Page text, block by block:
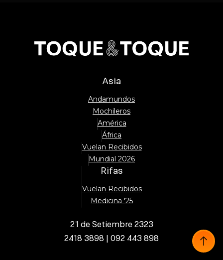
Asia
Andamundos
Mochileros
América
África
Vuelan Recibidos
Mundial 2026
Rifas
Vuelan Recibidos
Medicina '25
21 de Setiembre 2323
2418 3898 | 092 443 898